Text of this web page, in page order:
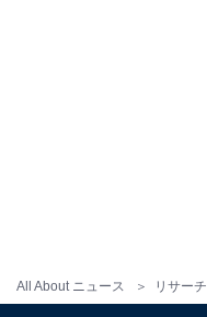
All About ニュース リサーチ